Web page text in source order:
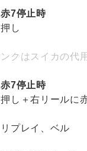
7停止時
し
クはスイカの代
7停止時
し＋右リールに
プレイ、ベル